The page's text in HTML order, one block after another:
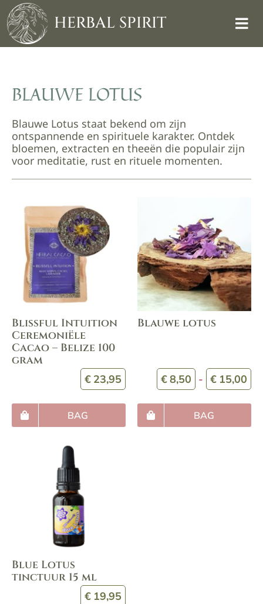
Skip
to
content
HERBAL SPIRIT
BLAUWE LOTUS
Blauwe Lotus staat bekend om zijn
ontspannende en spirituele karakter. Ontdek
bloemen, extracten en theeën die populair zijn
voor meditatie, rust en rituele momenten.
Blissful Intuition
Ceremoniële
Cacao – Belize 100
gram
€ 23,95
BAG
Blauwe lotus
€8,50 - € 15,00
BAG
Blue Lotus
tinctuur 15 ml
€ 19,95